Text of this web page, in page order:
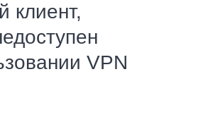
клиент,
VPN